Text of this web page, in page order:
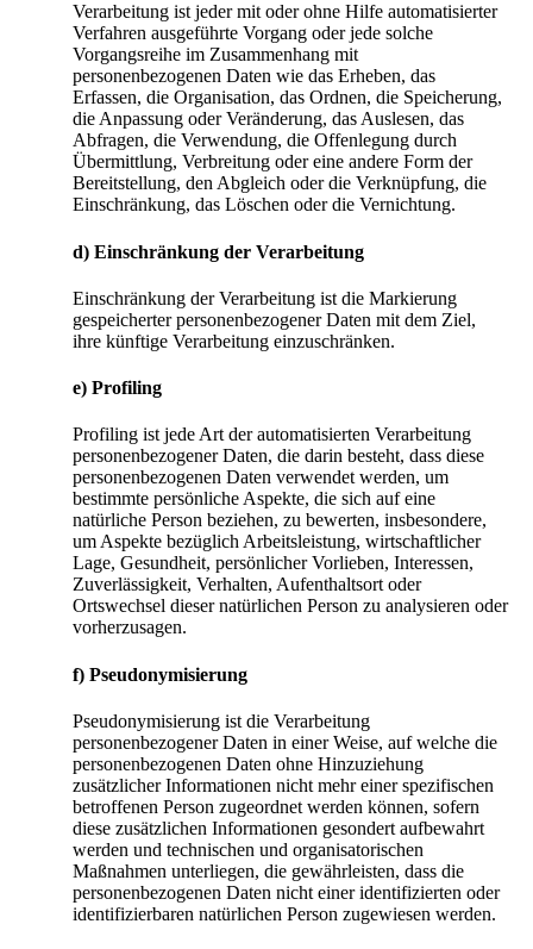
Verarbeitung ist jeder mit oder ohne Hilfe automatisierter
Verfahren ausgeführte Vorgang oder jede solche
Vorgangsreihe im Zusammenhang mit
personenbezogenen Daten wie das Erheben, das
Erfassen, die Organisation, das Ordnen, die Speicherung,
die Anpassung oder Veränderung, das Auslesen, das
Abfragen, die Verwendung, die Offenlegung durch
Übermittlung, Verbreitung oder eine andere Form der
Bereitstellung, den Abgleich oder die Verknüpfung, die
Einschränkung, das Löschen oder die Vernichtung.
d) Einschränkung der Verarbeitung
Einschränkung der Verarbeitung ist die Markierung
gespeicherter personenbezogener Daten mit dem Ziel,
ihre künftige Verarbeitung einzuschränken.
e) Profiling
Profiling ist jede Art der automatisierten Verarbeitung
personenbezogener Daten, die darin besteht, dass diese
personenbezogenen Daten verwendet werden, um
bestimmte persönliche Aspekte, die sich auf eine
natürliche Person beziehen, zu bewerten, insbesondere,
um Aspekte bezüglich Arbeitsleistung, wirtschaftlicher
Lage, Gesundheit, persönlicher Vorlieben, Interessen,
Zuverlässigkeit, Verhalten, Aufenthaltsort oder
Ortswechsel dieser natürlichen Person zu analysieren oder
vorherzusagen.
f) Pseudonymisierung
Pseudonymisierung ist die Verarbeitung
personenbezogener Daten in einer Weise, auf welche die
personenbezogenen Daten ohne Hinzuziehung
zusätzlicher Informationen nicht mehr einer spezifischen
betroffenen Person zugeordnet werden können, sofern
diese zusätzlichen Informationen gesondert aufbewahrt
werden und technischen und organisatorischen
Maßnahmen unterliegen, die gewährleisten, dass die
personenbezogenen Daten nicht einer identifizierten oder
identifizierbaren natürlichen Person zugewiesen werden.